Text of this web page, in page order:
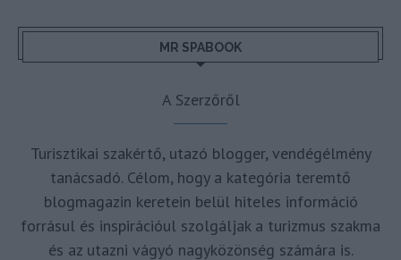
MR SPABOOK
A Szerzőről
Turisztikai szakértő, utazó blogger, vendégélmény
tanácsadó. Célom, hogy a kategória teremtő
blogmagazin keretein belül hiteles információ
forrásul és inspirációul szolgáljak a turizmus szakma
és az utazni vágyó nagyközönség számára is.